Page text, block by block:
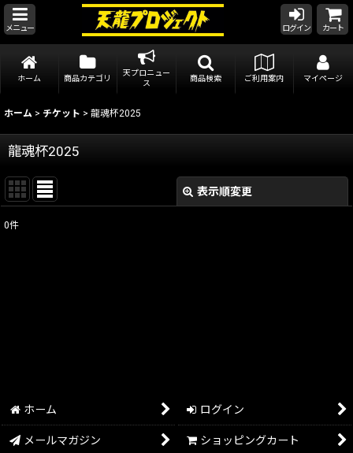
メニュー ログイン カート
ホーム 商品カテゴリ
天プロニュー
ス
商品検索 ご利用案内 マイページ
ホーム > チケット > 龍魂杯2025
龍魂杯2025
表示順変更
0件
ホーム ログイン
メールマガジン ショッピングカート